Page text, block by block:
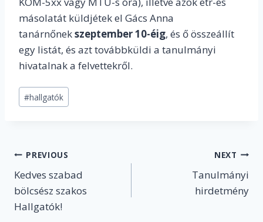
másolatát küldjétek el Gács Anna
tanárnőnekszeptember 10-éig, és ő összeállít
egy listát, és azt továbbküldi a tanulmányi
hivatalnak a felvettekről.
Post
Tags:
#hallgatók
Post
navigation
PREVIOUS
Kedves szabad
bölcsész szakos
Hallgatók!
NEXT
Tanulmányi
hirdetmény